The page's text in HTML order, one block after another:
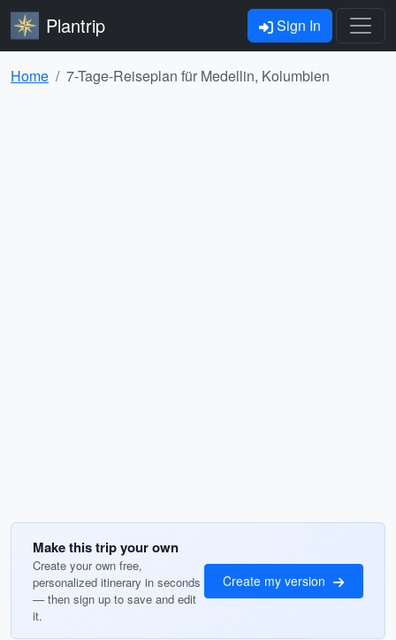
Plantrip Sign In
Home 7-Tage-Reiseplan für Medellin, Kolumbien
Make this trip your own
Create your own free,
personalized itinerary in seconds
— then sign up to save and edit
it.
Create my version